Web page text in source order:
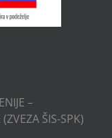
–
ŠIS-SPK)